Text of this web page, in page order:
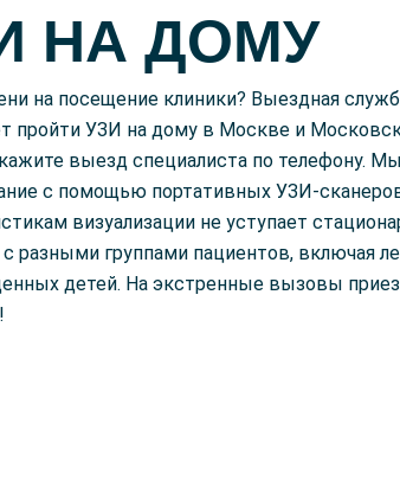
НА ДОМУ
на посещение клиники? Выездная
пройти УЗИ на дому в Москве и
выезд специалиста по телефону.
с помощью портативных УЗИ-
визуализации не уступает
разными группами пациентов, включая
детей. На экстренные вызовы